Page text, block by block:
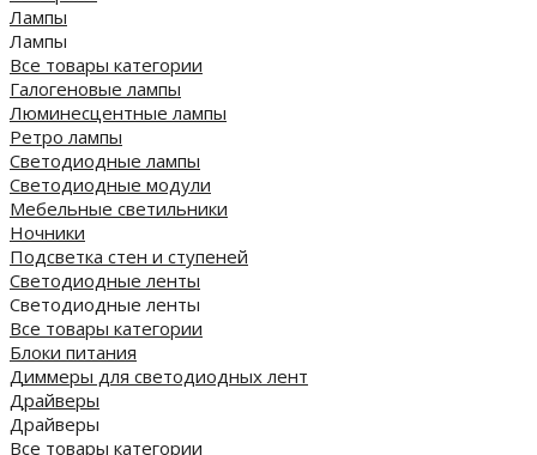
Лампы
Лампы
Все товары категории
Галогеновые лампы
Люминесцентные лампы
Ретро лампы
Светодиодные лампы
Светодиодные модули
Мебельные светильники
Ночники
Подсветка стен и ступеней
Светодиодные ленты
Светодиодные ленты
Все товары категории
Блоки питания
Диммеры для светодиодных лент
Драйверы
Драйверы
Все товары категории